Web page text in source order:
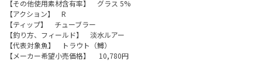
【その他使用素材含有率】 グラス 5%
【アクション】 R
【ティップ】 チューブラー
【釣り方、フィールド】 淡水ルアー
【代表対象魚】 トラウト（鱒）
【メーカー希望小売価格】 10,780円